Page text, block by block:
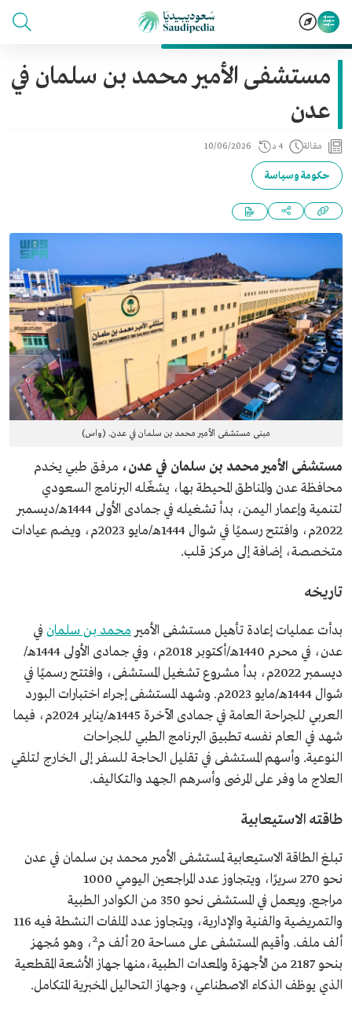
مستشفى الأمير محمد بن سلمان في
عدن
مقالة 4 د 10/06/2026
حكومة وسياسة
مبنى مستشفى الأمير محمد بن سلمان في عدن. (واس)
مستشفى الأمير محمد بن سلمان في عدن، مرفق طبي يخدم
محافظة عدن والمناطق المحيطة بها، يشغّله البرنامج السعودي
لتنمية وإعمار اليمن، بدأ تشغيله في جمادى الأولى 1444هـ/ديسمبر
2022م، وافتتح رسميًا في شوال 1444هـ/مايو 2023م، ويضم عيادات
متخصصة، إضافة إلى مركز قلب.
تاريخه
بدأت عمليات إعادة تأهيل مستشفى الأميرمحمد بن سلمان في
عدن، في محرم 1440هـ/أكتوبر 2018م، وفي جمادى الأولى 1444هـ/
ديسمبر 2022م، بدأ مشروع تشغيل المستشفى، وافتتح رسميًا في
شوال 1444هـ/مايو 2023م. وشهد المستشفى إجراء اختبارات البورد
العربي للجراحة العامة في جمادى الآخرة 1445هـ/يناير 2024م، فيما
شهد في العام نفسه تطبيق البرنامج الطبي للجراحات
النوعية. وأسهم المستشفى في تقليل الحاجة للسفر إلى الخارج لتلقي
العلاج ما وفر على المرضى وأسرهم الجهد والتكاليف.
طاقته الاستيعابية
تبلغ الطاقة الاستيعابية لمستشفى الأمير محمد بن سلمان في عدن
نحو 270 سريرًا، ويتجاوز عدد المراجعين اليومي 1000
مراجع. ويعمل في المستشفى نحو 350 من الكوادر الطبية
والتمريضية والفنية والإدارية، ويتجاوز عدد الملفات النشطة فيه 116
ألف ملف. وأقيم المستشفى على مساحة 20 ألف م
2، وهو مُجهز
بنحو 2187 من الأجهزة والمعدات الطبية،منها جهاز الأشعة المقطعية
الذي يوظف الذكاء الاصطناعي، وجهاز التحاليل المخبرية المتكامل.